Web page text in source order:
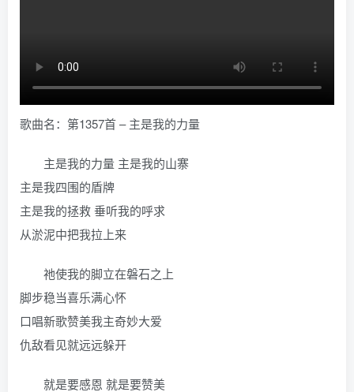
歌曲名：第1357首 – 主是我的力量
主是我的力量 主是我的山寨
主是我四围的盾牌
主是我的拯救 垂听我的呼求
从淤泥中把我拉上来
祂使我的脚立在磐石之上
脚步稳当喜乐满心怀
口唱新歌赞美我主奇妙大爱
仇敌看见就远远躲开
就是要感恩 就是要赞美